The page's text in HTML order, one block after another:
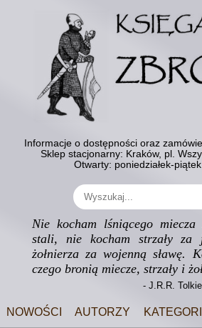
Informacje o dostępności oraz
Sklep stacjonarny: Kraków, pl.
Otwarty: poniedziałek-piątek
Nie kocham lśniącego
stali, nie kocham strzały za
żołnierza za wojenną sławę.
czego bronią miecze, strzały i
- J.R.R.
Nowości Autorzy